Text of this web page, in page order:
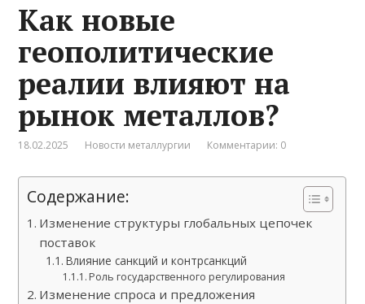
Как новые
геополитические
реалии влияют на
рынок металлов?
18.02.2025 Новости металлургии Комментарии: 0
Содержание:
Изменение структуры глобальных цепочек
поставок
Влияние санкций и контрсанкций
Роль государственного регулирования
Изменение спроса и предложения